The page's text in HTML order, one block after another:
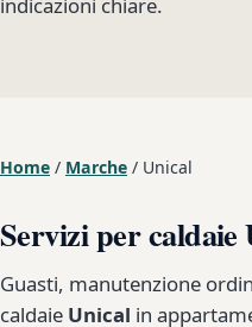
Home / Marche / Unical
Servizi per caldaie
Guasti, manutenzione
caldaie Unical in